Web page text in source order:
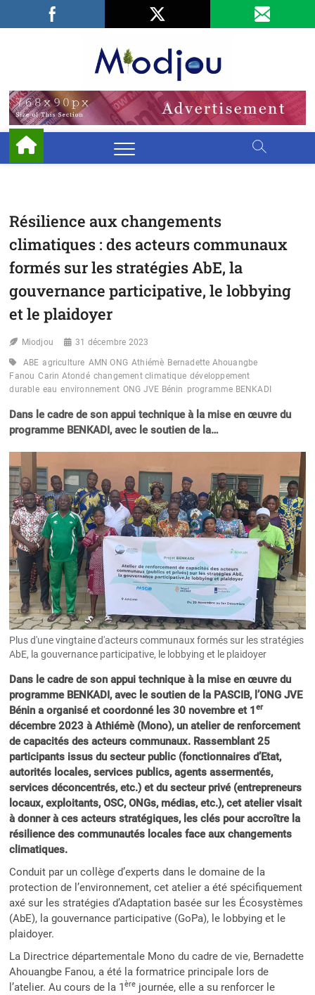
Facebook
LinkedIn
Résilience aux changements
climatiques : des acteurs communaux
formés sur les stratégies AbE, la
gouvernance participative, le lobbying
et le plaidoyer
Miodjou 31 décembre 2023
ABE agriculture AMN ONG Athiémè Bernadette Ahouangbe
Fanou Carin Atondé changement climatique développement
durable eau environnement ONG JVE Bénin programme BENKADI
Dans le cadre de son appui technique à la mise en œuvre du
programme BENKADI, avec le soutien de la…
Plus d'une vingtaine d'acteurs communaux formés sur les stratégies
AbE, la gouvernance participative, le lobbying et le plaidoyer
Dans le cadre de son appui technique à la mise en œuvre du
programme BENKADI, avec le soutien de la PASCIB, l’ONG JVE
Bénin a organisé et coordonné les 30 novembre et 1er
décembre 2023 à Athiémè (Mono), un atelier de renforcement
de capacités des acteurs communaux. Rassemblant 25
participants issus du secteur public (fonctionnaires d’Etat,
autorités locales, services publics, agents assermentés,
services déconcentrés, etc.) et du secteur privé (entrepreneurs
locaux, exploitants, OSC, ONGs, médias, etc.), cet atelier visait
à donner à ces acteurs stratégiques, les clés pour accroître la
résilience des communautés locales face aux changements
climatiques.
Conduit par un collège d’experts dans le domaine de la
protection de l’environnement, cet atelier a été spécifiquement
axé sur les stratégies d’Adaptation basée sur les Écosystèmes
(AbE), la gouvernance participative (GoPa), le lobbying et le
plaidoyer.
La Directrice départementale Mono du cadre de vie, Bernadette
Ahouangbe Fanou, a été la formatrice principale lors de
l’atelier. Au cours de la 1ère journée, elle a su renforcer le